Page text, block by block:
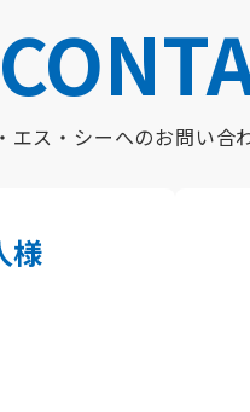
エス・シーへのお問い合
様